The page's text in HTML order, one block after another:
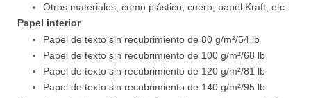
Otros materiales, como plástico, cuero, papel Kraft, etc.
Papel interior
Papel de texto sin recubrimiento de 80 g/m²/54 lb
Papel de texto sin recubrimiento de 100 g/m²/68 lb
Papel de texto sin recubrimiento de 120 g/m²/81 lb
Papel de texto sin recubrimiento de 140 g/m²/95 lb